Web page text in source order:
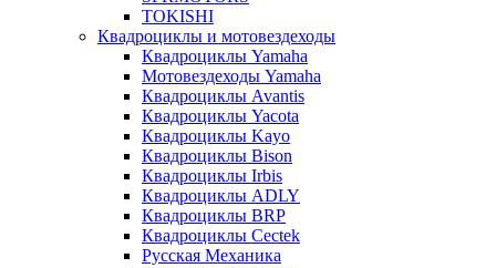
TOKISHI
Квадроциклы и мотовездеходы
Квадроциклы Yamaha
Мотовездеходы Yamaha
Квадроциклы Avantis
Квадроциклы Yacota
Квадроциклы Kayo
Квадроциклы Bison
Квадроциклы Irbis
Квадроциклы ADLY
Квадроциклы BRP
Квадроциклы Cectek
Русская Механика